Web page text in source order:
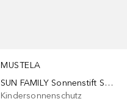
MUSTELA
SUN FAMILY Sonnenstift SPF50+
Kindersonnenschutz